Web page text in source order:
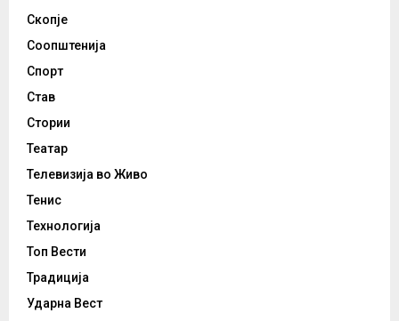
Скопје
Соопштенија
Спорт
Став
Стории
Театар
Телевизија во Живо
Тенис
Технологија
Топ Вести
Традиција
Ударна Вест